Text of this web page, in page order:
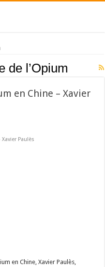
de l’Opium
en Chine – Xavier
Paulès
en Chine, Xavier Paulès,